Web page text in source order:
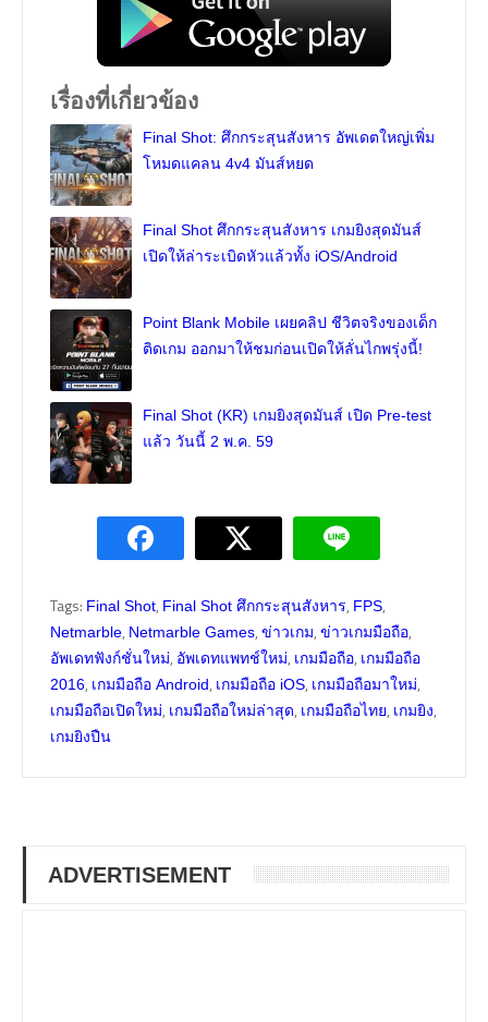
เรื่องที่เกี่ยวข้อง
Final Shot: ศึกกระสุนสังหาร อัพเดตใหญ่เพิ่ม
โหมดแคลน 4v4 มันส์หยด
Final Shot ศึกกระสุนสังหาร เกมยิงสุดมันส์
เปิดให้ล่าระเบิดหัวแล้วทั้ง iOS/Android
Point Blank Mobile เผยคลิป ชีวิตจริงของเด็ก
ติดเกม ออกมาให้ชมก่อนเปิดให้ลั่นไกพรุ่งนี้!
Final Shot (KR) เกมยิงสุดมันส์ เปิด Pre-test
แล้ว วันนี้ 2 พ.ค. 59
Tags: Final Shot, Final Shot ศึกกระสุนสังหาร, FPS,
Netmarble, Netmarble Games, ข่าวเกม, ข่าวเกมมือถือ,
อัพเดทฟังก์ชั่นใหม่, อัพเดทแพทช์ใหม่, เกมมือถือ, เกมมือถือ
2016, เกมมือถือ Android, เกมมือถือ iOS, เกมมือถือมาใหม่,
เกมมือถือเปิดใหม่, เกมมือถือใหม่ล่าสุด, เกมมือถือไทย, เกมยิง,
เกมยิงปืน
ADVERTISEMENT